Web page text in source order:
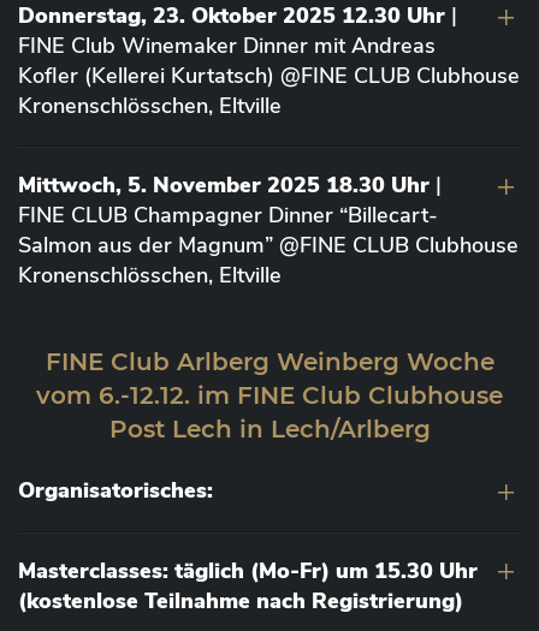
Donnerstag, 23. Oktober 2025 12.30 Uhr |
FINE Club Winemaker Dinner mit Andreas
Kofler (Kellerei Kurtatsch) @FINE CLUB Clubhouse
Kronenschlösschen, Eltville
Mittwoch, 5. November 2025 18.30 Uhr |
FINE CLUB Champagner Dinner “Billecart-
Salmon aus der Magnum” @FINE CLUB Clubhouse
Kronenschlösschen, Eltville
FINE Club Arlberg Weinberg Woche
vom 6.-12.12. im FINE Club Clubhouse
Post Lech in Lech/Arlberg
Organisatorisches:
Masterclasses: täglich (Mo-Fr) um 15.30 Uhr
(kostenlose Teilnahme nach Registrierung)